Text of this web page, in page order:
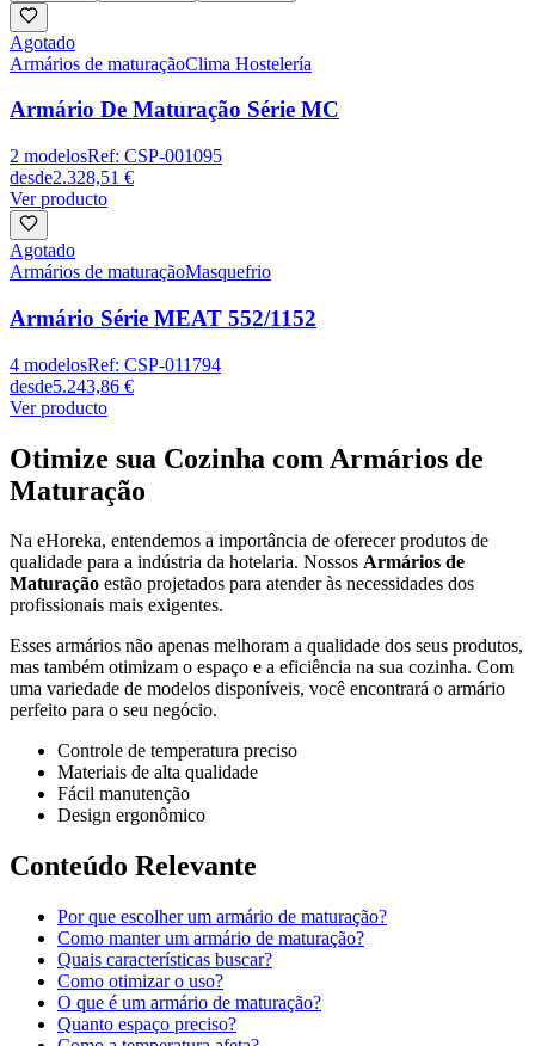
Agotado
Armários de maturaçãoClima Hostelería
Armário De Maturação Série MC
2 modelosRef: CSP-001095
desde2.328,51 €
Ver producto
Agotado
Armários de maturaçãoMasquefrio
Armário Série MEAT 552/1152
4 modelosRef: CSP-011794
desde5.243,86 €
Ver producto
Otimize sua Cozinha com Armários de
Maturação
Na eHoreka, entendemos a importância de oferecer produtos de
qualidade para a indústria da hotelaria. Nossos Armários de
Maturação estão projetados para atender às necessidades dos
profissionais mais exigentes.
Esses armários não apenas melhoram a qualidade dos seus produtos,
mas também otimizam o espaço e a eficiência na sua cozinha. Com
uma variedade de modelos disponíveis, você encontrará o armário
perfeito para o seu negócio.
Controle de temperatura preciso
Materiais de alta qualidade
Fácil manutenção
Design ergonômico
Conteúdo Relevante
Por que escolher um armário de maturação?
Como manter um armário de maturação?
Quais características buscar?
Como otimizar o uso?
O que é um armário de maturação?
Quanto espaço preciso?